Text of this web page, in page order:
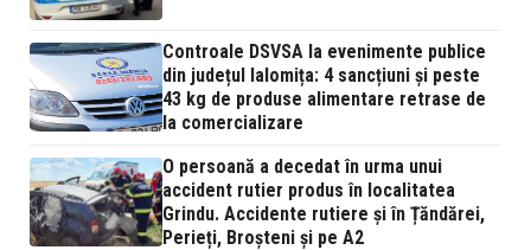
Controale DSVSA la evenimente publice
din județul Ialomița: 4 sancțiuni și peste
43 kg de produse alimentare retrase de
la comercializare
O persoană a decedat în urma unui
accident rutier produs în localitatea
Grindu. Accidente rutiere și în Țăndărei,
Perieți, Broșteni și pe A2